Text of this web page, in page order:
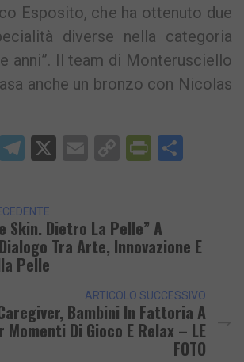
Esposito, che ha ottenuto due
diverse nella categoria
anni”. Il team di Monterusciello
anche un bronzo con Nicolas
WhatsApp
Telegram
X EmailCopy
Skin. Dietro La Pelle” A
Tra Arte, Innovazione E
Pelle
ARTICOLO SUCCESSIVO
Bambini In Fattoria A
Momenti Di Gioco E Relax – LE
FOTO